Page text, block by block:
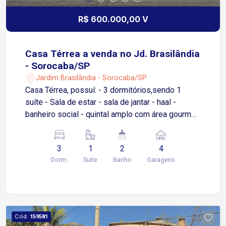
R$ 600.000,00 V
Casa Térrea a venda no Jd. Brasilândia
- Sorocaba/SP
Jardim Brasilândia - Sorocaba/SP
Casa Térrea, possuí: - 3 dormitórios,sendo 1
suíte - Sala de estar - sala de jantar - haal -
banheiro social - quintal amplo com área gourmet
porão - 3 vagas de garagem cobertas - 1 vaga de
garagem descoberta Observação: quintal muito
amplo possibilitando até 10 vagas de garagem.
3
Dorm.
1
Suite
2
Banho
4
Garagens
Cód. 159581